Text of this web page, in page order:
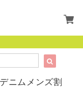
ニムメンズ割